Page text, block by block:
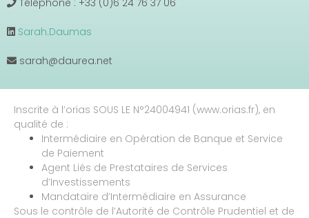
Sarah.Daumas
sarah@daurea.net
Inscrite à l’orias SOUS LE N°24004941 (www.orias.fr), en
qualité de :
Intermédiaire en Opération de Banque et Service
de Paiement
Agent Liés de Prestataires de Services
d’Investissements
Mandataire d’Intermédiaire en Assurance
Sous le contrôle de l’Autorité de Contrôle Prudentiel et de